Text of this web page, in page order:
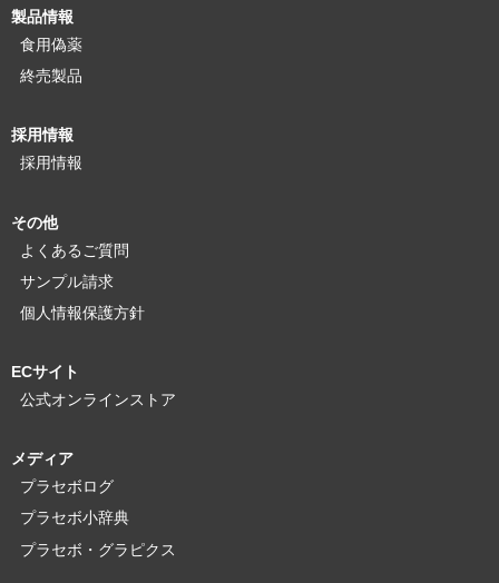
製品情報
食用偽薬
終売製品
採用情報
採用情報
その他
よくあるご質問
サンプル請求
個人情報保護方針
ECサイト
公式オンラインストア
メディア
プラセボログ
プラセボ小辞典
プラセボ・グラピクス